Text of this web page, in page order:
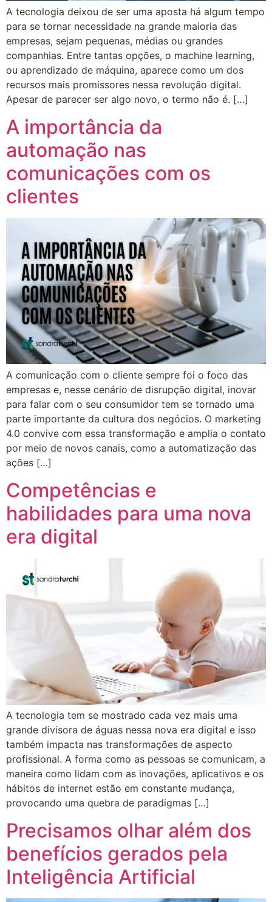
A tecnologia deixou de ser uma aposta há algum tempo
para se tornar necessidade na grande maioria das
empresas, sejam pequenas, médias ou grandes
companhias. Entre tantas opções, o machine learning,
ou aprendizado de máquina, aparece como um dos
recursos mais promissores nessa revolução digital.
Apesar de parecer ser algo novo, o termo não é. […]
A importância da
automação nas
comunicações com os
clientes
A comunicação com o cliente sempre foi o foco das
empresas e, nesse cenário de disrupção digital, inovar
para falar com o seu consumidor tem se tornado uma
parte importante da cultura dos negócios. O marketing
4.0 convive com essa transformação e amplia o contato
por meio de novos canais, como a automatização das
ações […]
Competências e
habilidades para uma nova
era digital
A tecnologia tem se mostrado cada vez mais uma
grande divisora de águas nessa nova era digital e isso
também impacta nas transformações de aspecto
profissional. A forma como as pessoas se comunicam, a
maneira como lidam com as inovações, aplicativos e os
hábitos de internet estão em constante mudança,
provocando uma quebra de paradigmas […]
Precisamos olhar além dos
benefícios gerados pela
Inteligência Artificial